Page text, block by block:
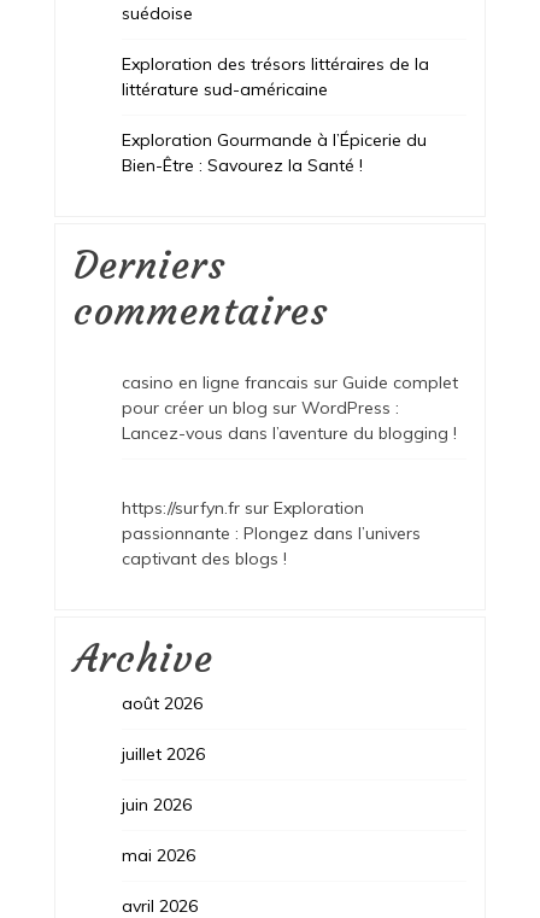
suédoise
Exploration des trésors littéraires de la
littérature sud-américaine
Exploration Gourmande à l’Épicerie du
Bien-Être : Savourez la Santé !
Derniers
commentaires
casino en ligne francais sur Guide complet
pour créer un blog sur WordPress :
Lancez-vous dans l’aventure du blogging !
https://surfyn.frsur Exploration
passionnante : Plongez dans l’univers
captivant des blogs !
Archive
août 2026
juillet 2026
juin 2026
mai 2026
avril 2026